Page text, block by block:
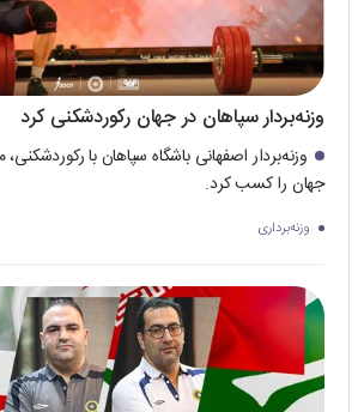
وزنه‌بردار سپاهان در جهان رکوردشکنی کرد
وزنه‌بردار اصفهانی باشگاه سپاهان با
جهان را کسب کرد.
وزنه‌برداری